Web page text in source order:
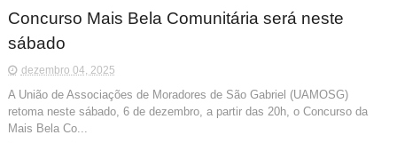
Concurso Mais Bela Comunitária será neste
sábado
dezembro 04, 2025
A União de Associações de Moradores de São Gabriel (UAMOSG)
retoma neste sábado, 6 de dezembro, a partir das 20h, o Concurso da
Mais Bela Co...